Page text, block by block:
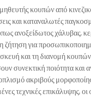
κουπών από
και καταναλωτές
ανοξείδωτος χάλυβας,
ζήτηση για
και τη διανομή
συνεκτική ποιότητα
ακριβούς
τεχνικές επικάλυψης,